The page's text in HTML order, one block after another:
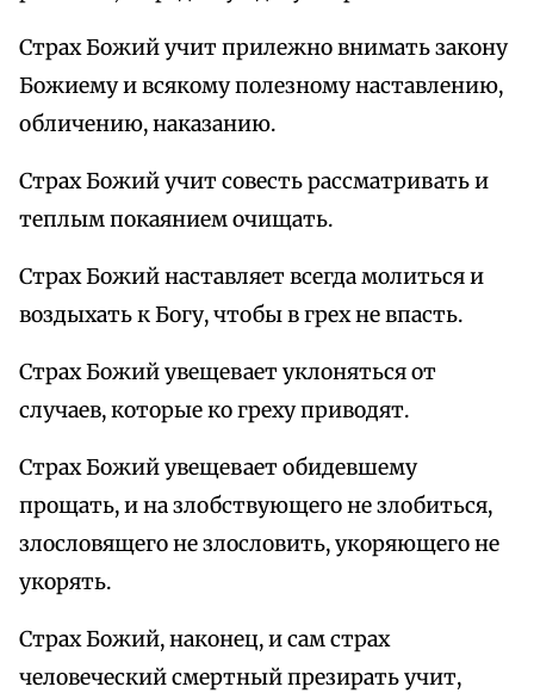
Страх Божий учит прилежно внимать закону
Божиему и всякому полезному наставлению,
обличению, наказанию.
Страх Божий учит совесть рассматривать и
теплым покаянием очищать.
Страх Божий наставляет всегда молиться и
воздыхать к Богу, чтобы в грех не впасть.
Страх Божий увещевает уклоняться от
случаев, которые ко греху приводят.
Страх Божий увещевает обидевшему
прощать, и на злобствующего не злобиться,
злословящего не злословить, укоряющего не
укорять.
Страх Божий, наконец, и сам страх
человеческий смертный презирать учит,